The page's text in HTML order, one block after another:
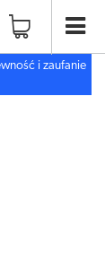
i zaufanie